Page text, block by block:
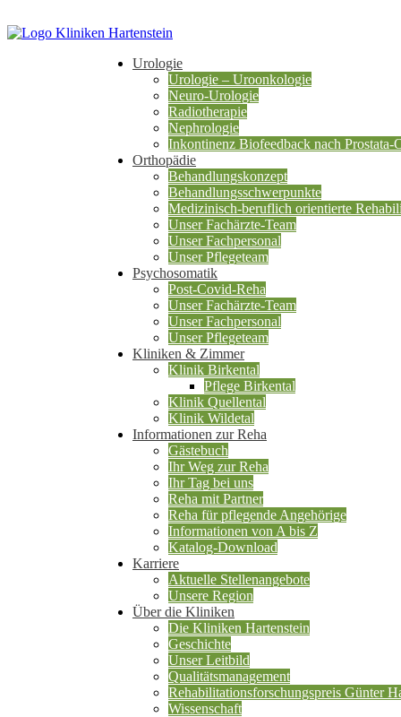
Urologie
Urologie – Uroonkologie
Neuro-Urologie
Radiotherapie
Nephrologie
Inkontinenz Biofeedback nach Prostata-
Orthopädie
Behandlungskonzept
Behandlungsschwerpunkte
Medizinisch-beruflich orientierte
Unser Fachärzte-Team
Unser Fachpersonal
Unser Pflegeteam
Psychosomatik
Post-Covid-Reha
Unser Fachärzte-Team
Unser Fachpersonal
Unser Pflegeteam
Kliniken & Zimmer
Klinik Birkental
Pflege Birkental
Klinik Quellental
Klinik Wildetal
Informationen zur Reha
Gästebuch
Ihr Weg zur Reha
Ihr Tag bei uns
Reha mit Partner
Reha für pflegende Angehörige
Informationen von A bis Z
Katalog-Download
Karriere
Aktuelle Stellenangebote
Unsere Region
Über die Kliniken
Die Kliniken Hartenstein
Geschichte
Unser Leitbild
Qualitätsmanagement
Rehabilitationsforschungspreis Günter
Wissenschaft